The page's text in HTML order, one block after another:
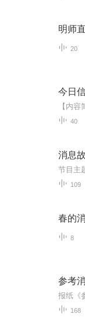
明师
20
今日
40
消息
109
春的
8
参考
168